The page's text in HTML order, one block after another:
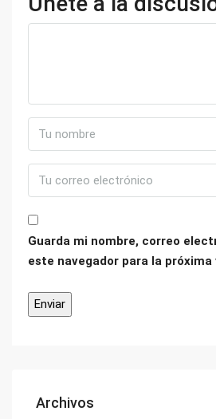
Guarda mi nombre, correo
este navegador para la
Archivos